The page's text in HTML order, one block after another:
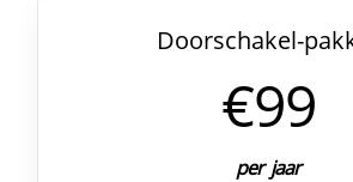
Doorschakel-
€99
per jaar